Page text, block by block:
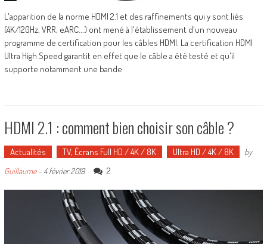
L'apparition de la norme HDMI 2.1 et des raffinements qui y sont liés
(4K/120Hz, VRR, eARC...) ont mené à l'établissement d'un nouveau
programme de certification pour les câbles HDMI. La certification HDMI
Ultra High Speed garantit en effet que le câble a été testé et qu'il
supporte notamment une bande
HDMI 2.1 : comment bien choisir son câble ?
Actualités TV, Écrans Full HD / 4K / 8K Ultra HD / 4K / 8K
by
Guillaume- 4 février 2019 2